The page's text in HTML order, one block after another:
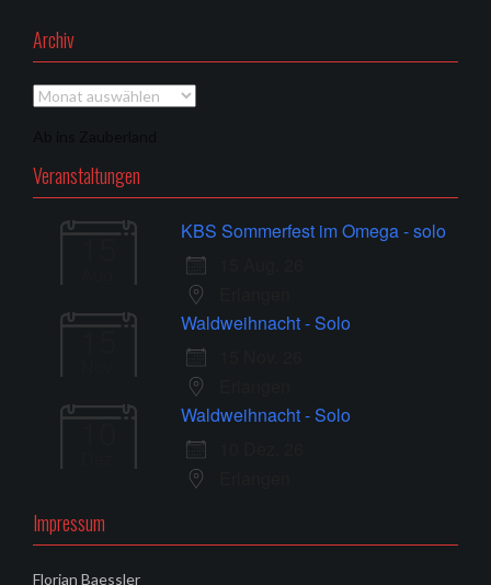
Archiv
Archiv
Veranstaltungen
15
KBS Sommerfest im Omega - solo
15
Waldweihnacht - Solo
10
Waldweihnacht - Solo
Impressum
Florian Baessler